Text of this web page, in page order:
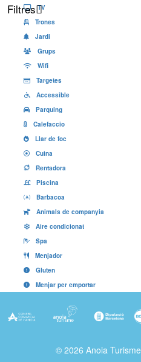
FiltresTV
Trones
Jardi
Grups
Wifi
Targetes
Accessible
Parquing
Calefaccio
Llar de foc
Cuina
Rentadora
Piscina
Barbacoa
Animals de companyia
Aire condicionat
Spa
Menjador
Gluten
Menjar per emportar
© 2026 Anoia Turisme